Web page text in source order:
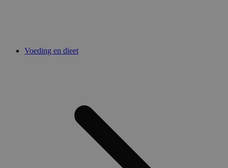
Voeding en dieet